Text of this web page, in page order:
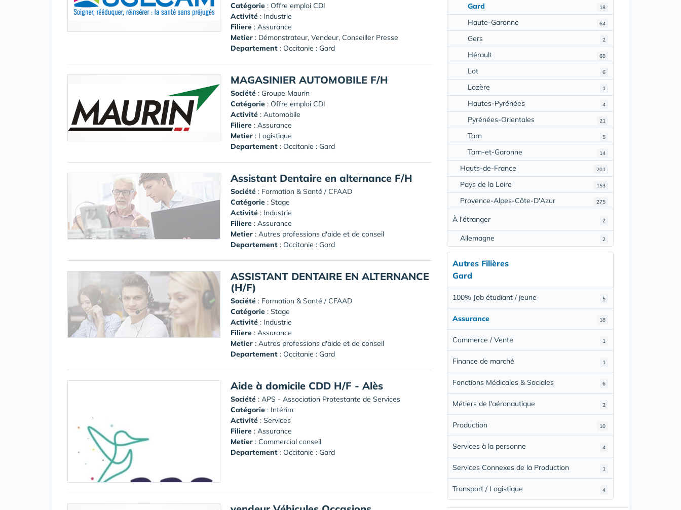
Catégorie : Offre emploi CDI
Activité : Industrie
Filiere : Assurance
Metier : Démonstrateur, Vendeur, Conseiller Presse
Departement : Occitanie : Gard
MAGASINIER AUTOMOBILE F/H
Société : Groupe Maurin
Catégorie : Offre emploi CDI
Activité : Automobile
Filiere : Assurance
Metier : Logistique
Departement : Occitanie : Gard
Assistant Dentaire en alternance F/H
Société : Formation & Santé / CFAAD
Catégorie : Stage
Activité : Industrie
Filiere : Assurance
Metier : Autres professions d'aide et de conseil
Departement : Occitanie : Gard
ASSISTANT DENTAIRE EN ALTERNANCE
(H/F)
Société : Formation & Santé / CFAAD
Catégorie : Stage
Activité : Industrie
Filiere : Assurance
Metier : Autres professions d'aide et de conseil
Departement : Occitanie : Gard
Aide à domicile CDD H/F - Alès
Société : APS - Association Protestante de Services
Catégorie : Intérim
Activité : Services
Filiere : Assurance
Metier : Commercial conseil
Departement : Occitanie : Gard
18
Gard
64
Haute-Garonne
2
Gers
68
Hérault
6
Lot
1
Lozère
4
Hautes-Pyrénées
21
Pyrénées-Orientales
5
Tarn
14
Tarn-et-Garonne
201
Hauts-de-France
153
Pays de la Loire
275
Provence-Alpes-Côte-D'Azur
2
À l'étranger
2
Allemagne
Autres Filières
Gard
5
100% Job étudiant / jeune
18
Assurance
1
Commerce / Vente
1
Finance de marché
6
Fonctions Médicales & Sociales
2
Métiers de l'aéronautique
10
Production
4
Services à la personne
1
Services Connexes de la Production
4
Transport / Logistique